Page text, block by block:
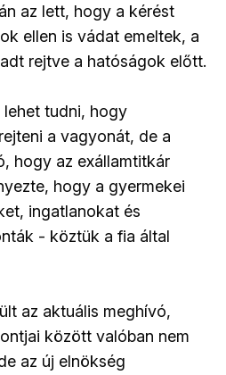
az lett, hogy a kérést
ellen is vádat emeltek, a
rejtve a hatóságok előtt.
lehet tudni, hogy
a vagyonát, de a
hogy az exállamtitkár
hogy a gyermekei
ingatlanokat és
- köztük a fia által
az aktuális meghívó,
között valóban nem
az új elnökség